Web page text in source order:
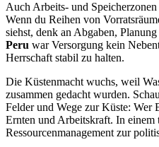
Auch Arbeits- und
Wenn du Reihen von
siehst, denk an Abgaben,
Peru war Versorgung kein
Herrschaft stabil zu halten.
Die Küstenmacht wuchs, weil
zusammen gedacht wurden.
Felder und Wege zur Küste: Wer
Ernten und Arbeitskraft. In
Ressourcenmanagement zur